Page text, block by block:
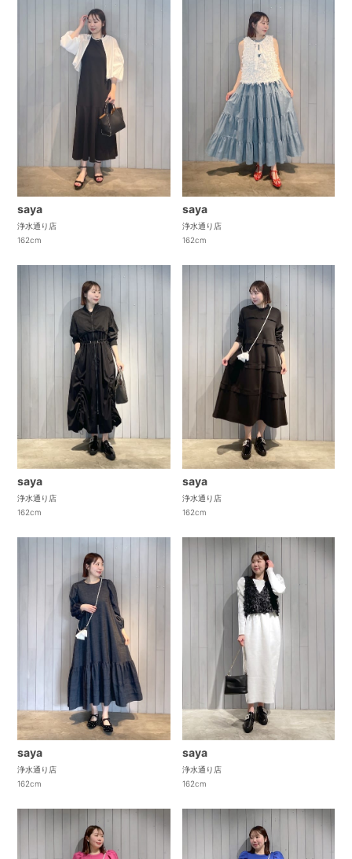
saya
浄水通り店
162cm
saya
浄水通り店
162cm
saya
浄水通り店
162cm
saya
浄水通り店
162cm
saya
浄水通り店
162cm
saya
浄水通り店
162cm